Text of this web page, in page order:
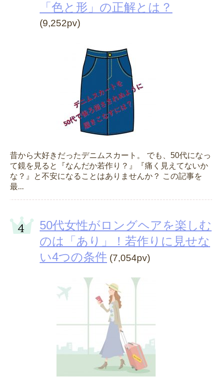
「色と形」の正解とは？
(9,252pv)
昔から大好きだったデニムスカート。 でも、50代になっ
て鏡を見ると『なんだか若作り？』『痛く見えてないか
な？』と不安になることはありませんか？ この記事を
最...
50代女性がロングヘアを楽しむ
のは「あり」！若作りに見せな
い4つの条件 (7,054pv)